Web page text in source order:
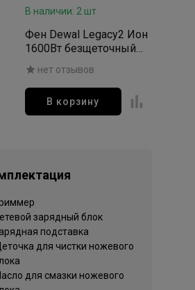
В наличии: 2 шт
Фен Dewal Legacy2 Ион
1600Вт безщеточный
складной (5нас) черный
нет отзывов
В корзину
зарядный блок
подставка
для чистки ножевого
для смазки ножевого